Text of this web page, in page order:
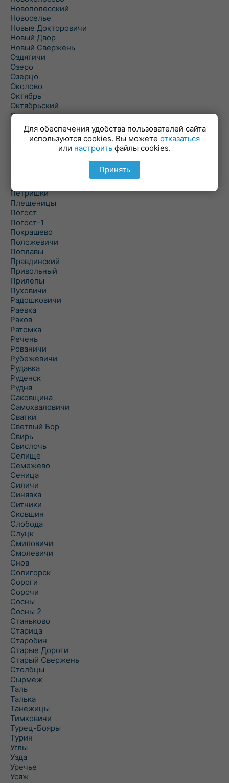
Новополесский
Новоселье
Новые Докторовичи
Новый Двор
Новый Свержень
Оздятичи
Озеро
Озерцо
Околово
Октябрь
Октябрьский
Олехновичи
Омговичи
Оношки
Осовец
Острошицкий Городок
Пасека
Пастовичи
Першаи
Петришки
Плещеницы
Погост
Погост-1
Покрашево
Положевичи
Поплавы
Правдинский
Привольный
Прилепы
Пуховичи
Радошковичи
Раевка
Раков
Ратомка
Речень
Рованичи
Рубежевичи
Рудавка
Руденск
Рудня
Саковщина
Самохваловичи
Сватки
Светлый Бор
Свирь
Свислочь
Селище
Семежево
Сеница
Силичи
Синявка
Ситники
Сковшин
Слобода
Слуцк
Смиловичи
Смолевичи
Снов
Солигорск
Сороги
Сорочи
Сосны
Сосны 2
Станьково
Старица
Старобин
Старые Дороги
Старый Свержень
Столбцы
Сырмеж
Таль
Талька
Танежицы
Тимковичи
Турец-Бояры
Турин
Углы
Узда
Уречье
Усяж
Для обеспечения удобства пользователей сайта
используются cookies. Вы можете отказаться
или настроить файлы cookies.
Принять